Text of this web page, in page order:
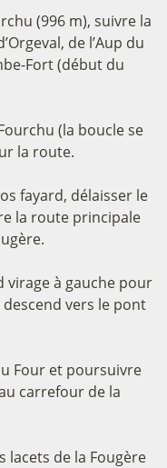
(996 m), suivre la
de l’Aup du
Fort (début du
(la boucle se
la route.
fayard, délaisser le
la route principale
virage à gauche pour
vers le pont
Four et poursuivre
carrefour de la
lacets de la Fougère